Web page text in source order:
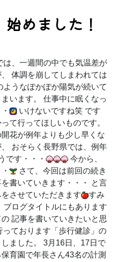
めました！
は、一週間の中でも気温差が
体調を崩してしまわれては
うなぽかぽか陽気が続いて
います。 仕事中に眠くなっ
いけないですね笑 です
て行ってほしいものです。
花が例年よりも少し早くな
おそらく長野県では、例年
です・・・
今から、
さて、今回は前回の続き
書いていきます・・・ と言
させていただきます
すみ
ブログタイトルにもあります
記事を書いていきたいと思
っております「歩行健診」の
ました。 3月16日、17日で
育園で年長さん43名の計測